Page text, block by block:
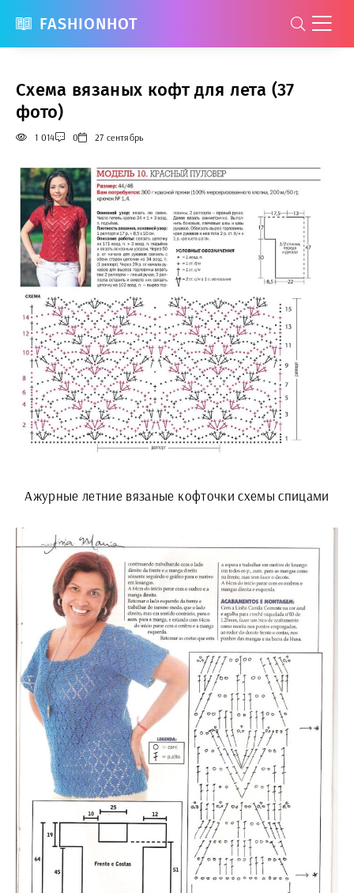
FASHIONHOT
Схема вязаных кофт для лета (37
фото)
1 014 0 27 сентябрь
Ажурные летние вязаные кофточки схемы спицами